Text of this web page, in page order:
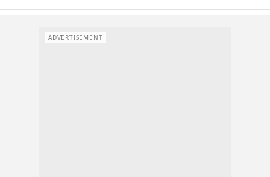
ADVERTISEMENT